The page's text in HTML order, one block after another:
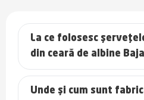
La ce folosesc
din ceară de albine
Unde și cum sunt